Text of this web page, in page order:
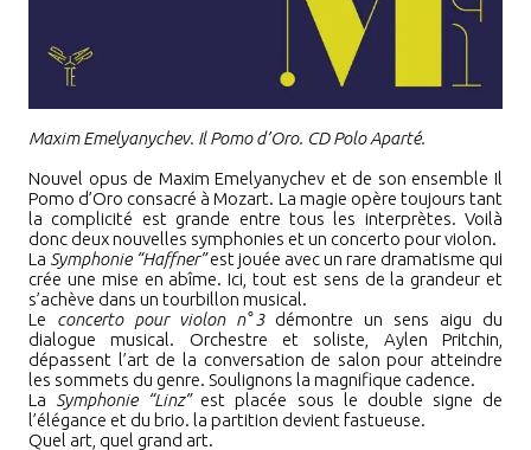
Maxim Emelyanychev. Il Pomo d’Oro. CD Polo Aparté.
Nouvel opus de Maxim Emelyanychev et de son ensemble Il
Pomo d’Oro consacré à Mozart. La magie opère toujours tant
la complicité est grande entre tous les interprètes. Voilà
donc deux nouvelles symphonies et un concerto pour violon.
La Symphonie “Haffner”est jouée avec un rare dramatisme qui
crée une mise en abîme. Ici, tout est sens de la grandeur et
s’achève dans un tourbillon musical.
Le concerto pour violon n° 3démontre un sens aigu du
dialogue musical. Orchestre et soliste, Aylen Pritchin,
dépassent l’art de la conversation de salon pour atteindre
les sommets du genre. Soulignons la magnifique cadence.
La Symphonie “Linz”est placée sous le double signe de
l’élégance et du brio. la partition devient fastueuse.
Quel art, quel grand art.